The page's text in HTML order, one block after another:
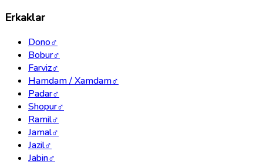
Erkaklar
Dono♂
Bobur♂
Farviz♂
Hamdam / Xamdam♂
Padar♂
Shopur♂
Ramil♂
Jamal♂
Jazil♂
Jabin♂